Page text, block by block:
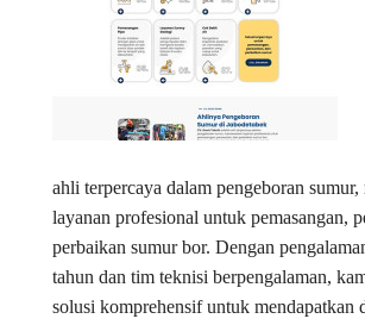
ahli terpercaya dalam pengeboran sumur,
layanan profesional untuk pemasangan,
perbaikan sumur bor. Dengan
tahun dan tim teknisi berpengalaman,
solusi komprehensif untuk mendapatkan